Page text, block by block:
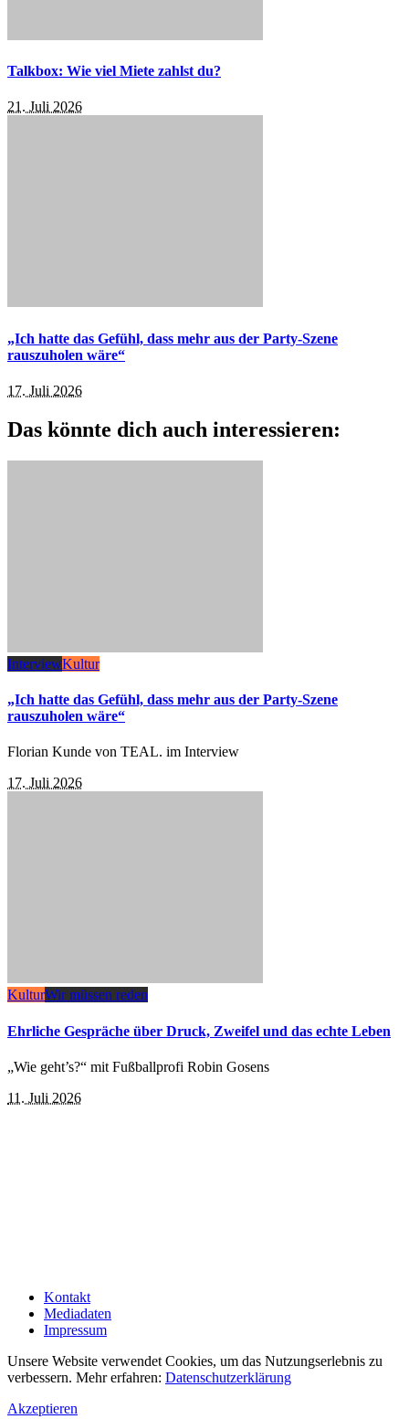
Talkbox: Wie viel Miete zahlst du?
21. Juli 2026
„Ich hatte das Gefühl, dass mehr aus der Party-Szene
rauszuholen wäre“
17. Juli 2026
Das könnte dich auch interessieren:
InterviewKultur
„Ich hatte das Gefühl, dass mehr aus der Party-Szene
rauszuholen wäre“
Florian Kunde von TEAL. im Interview
17. Juli 2026
KulturWir müssen reden
Ehrliche Gespräche über Druck, Zweifel und das echte Leben
„Wie geht’s?“ mit Fußballprofi Robin Gosens
11. Juli 2026
Kontakt
Mediadaten
Impressum
Unsere Website verwendet Cookies, um das Nutzungserlebnis zu
verbessern. Mehr erfahren: Datenschutzerklärung
Akzeptieren